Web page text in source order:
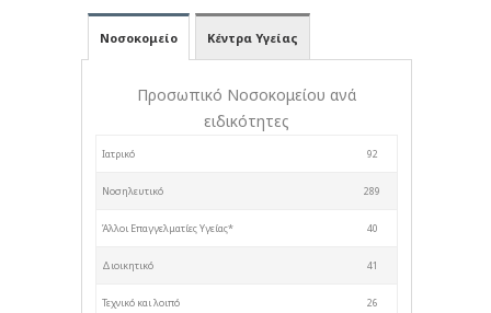
Νοσοκομείο Κέντρα Υγείας
Προσωπικό Νοσοκομείου ανά
ειδικότητες
Ιατρικό 92
Νοσηλευτικό 289
Άλλοι Επαγγελματίες Υγείας* 40
Διοικητικό 41
Τεχνικό και λοιπό 26